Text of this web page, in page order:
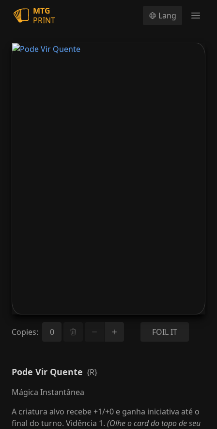
MTG
PRINT
Lang
Copies: FOIL IT
Pode Vir Quente {R}
Mágica Instantânea
A criatura alvo recebe +1/+0 e ganha iniciativa até o
final do turno. Vidência 1. (Olhe o card do topo de seu